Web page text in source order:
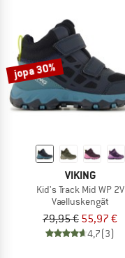
jopa 30%
VIKING
Kid's Track Mid WP 2V
Vaelluskengät
79,95 € 55,97 €
4,7(3)